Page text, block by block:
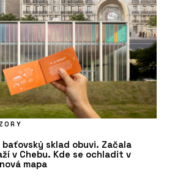
baťovský sklad obuvi. Začala
v Chebu. Kde se ochladit v
mapa